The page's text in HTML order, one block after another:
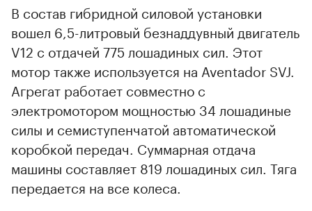
В состав гибридной силовой установки
вошел 6,5-литровый безнаддувный двигатель
V12 с отдачей 775 лошадиных сил. Этот
мотор также используется на Aventador SVJ.
Агрегат работает совместно с
электромотором мощностью 34 лошадиные
силы и семиступенчатой автоматической
коробкой передач. Суммарная отдача
машины составляет 819 лошадиных сил. Тяга
передается на все колеса.